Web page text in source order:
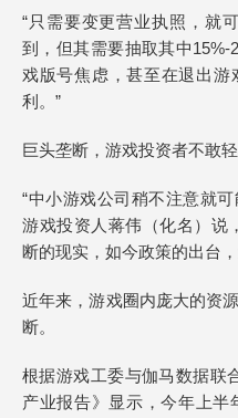
“只需要变更营业执照，就
到，但其需要抽取其中15%-
戏版号焦虑，甚至在退出
利。”
巨头垄断，游戏投资者不敢
“中小游戏公司稍不注意就
游戏投资人蒋伟（化名）说
断的现实，如今政策的出台
近年来，游戏圈内庞大的资
断。
根据游戏工委与伽马数据联
产业报告》显示，今年上半